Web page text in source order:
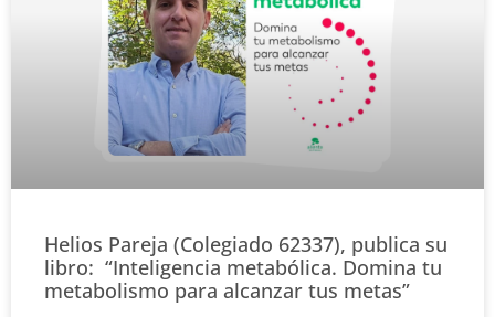
Helios Pareja (Colegiado 62337), publica su
libro: “Inteligencia metabólica. Domina tu
metabolismo para alcanzar tus metas”